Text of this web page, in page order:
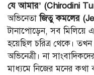
যে আমার’ (Chirodini
অভিনেতাজিতু কমলের
টানাপোড়েন, সব মিলিয়ে
হয়েছিল চরিত্র থেকে।
অভিনেত্রী। না
মাধ্যমে নিজের মনের কথা